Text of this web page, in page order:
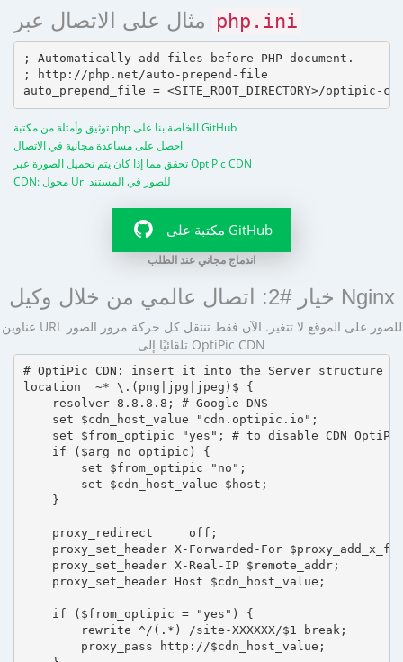
php.ini
; Automatically add files before PHP document.
; http://php.net/auto-prepend-file
توثيق وأمثلة من مكتبة php الخاصة بنا على GitHub
احصل على مساعدة مجانية في الاتصال
تحقق مما إذا كان يتم تحميل الصورة عبر OptiPic CDN
CDN: محول Url للصور في المستند
مكتبة على GitHub
اندماج مجاني عند الطلب
خيار #2: اتصال عالمي من خلال وكيل Nginx
عناوين URL للصور على الموقع لا تتغير. الآن فقط تنتقل كل حركة مرور الصور
تلقائيًا إلى OptiPic CDN
# OptiPic CDN: insert it into the Server structure
location  ~* \.(png|jpg|jpeg)$ {
    resolver 8.8.8.8; # Google DNS
    set $cdn_host_value "cdn.optipic.io";
set $from_optipic "yes"; # to disable CDN
    if ($arg_no_optipic) {
        set $from_optipic "no";
        set $cdn_host_value $host;
    }
    proxy_redirect     off;
proxy_set_header X-Forwarded-For
    proxy_set_header X-Real-IP $remote_addr;
    proxy_set_header Host $cdn_host_value;
    if ($from_optipic = "yes") {
        rewrite ^/(.*) /site-XXXXXX/$1 break;
        proxy_pass http://$cdn_host_value;